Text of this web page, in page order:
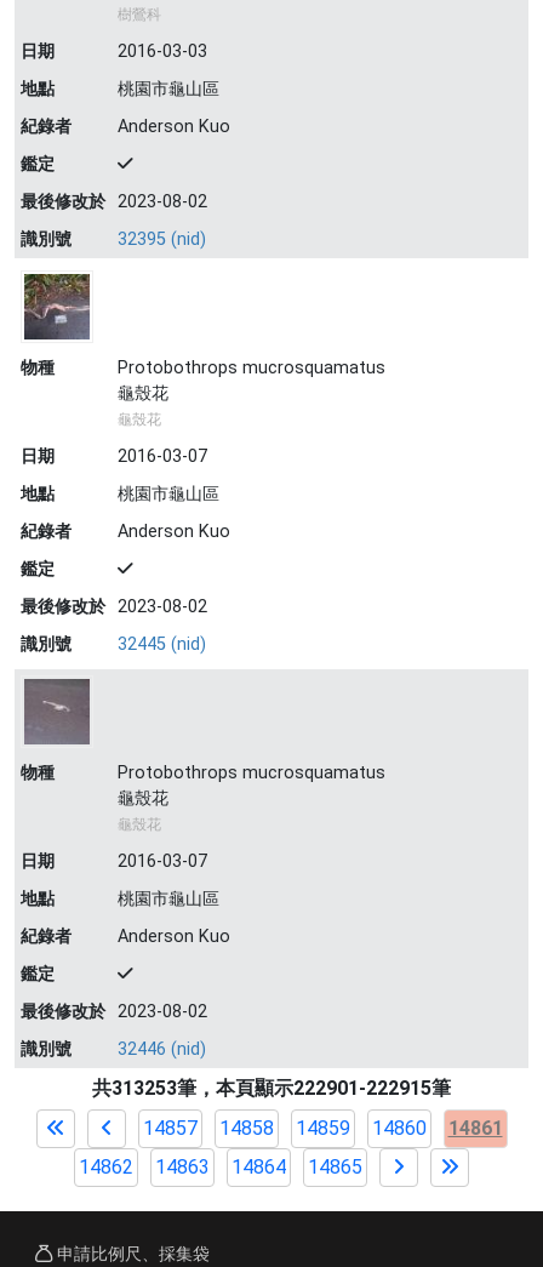
樹鶯科
日期
2016-03-03
地點
桃園市龜山區
紀錄者
Anderson Kuo
鑑定
最後修改於 2023-08-02
識別號
32395 (nid)
物種
Protobothrops mucrosquamatus
龜殼花
龜殼花
日期
2016-03-07
地點
桃園市龜山區
紀錄者
Anderson Kuo
鑑定
最後修改於 2023-08-02
識別號
32445 (nid)
物種
Protobothrops mucrosquamatus
龜殼花
龜殼花
日期
2016-03-07
地點
桃園市龜山區
紀錄者
Anderson Kuo
鑑定
最後修改於 2023-08-02
識別號
32446 (nid)
共313253筆，本頁顯示222901-222915筆
14857
14858 14859 14860
14861
14862
14863 14864 14865
申請比例尺、採集袋